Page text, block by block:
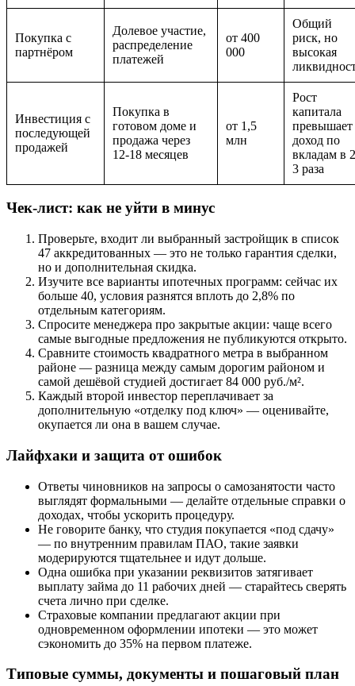
Покупка с
партнёром
Долевое участие,
распределение
платежей
от 400
000
Общий
риск, но
высокая
Инвестиция с
последующей
продажей
Покупка в
готовом доме и
продажа через
12-18 месяцев
от 1,5
млн
Рост
капитала
превышает
доход по
вкладам в
3 раза
Чек-лист: как не уйти в минус
Проверьте, входит ли выбранный застройщик в список
47 аккредитованных — это не только гарантия сделки,
но и дополнительная скидка.
Изучите все варианты ипотечных программ: сейчас их
больше 40, условия разнятся вплоть до 2,8% по
отдельным категориям.
Спросите менеджера про закрытые акции: чаще всего
самые выгодные предложения не публикуются открыто.
Сравните стоимость квадратного метра в выбранном
районе — разница между самым дорогим районом и
самой дешёвой студией достигает 84 000 руб./м².
Каждый второй инвестор переплачивает за
дополнительную «отделку под ключ» — оценивайте,
окупается ли она в вашем случае.
Лайфхаки и защита от ошибок
Ответы чиновников на запросы о самозанятости часто
выглядят формальными — делайте отдельные справки о
доходах, чтобы ускорить процедуру.
Не говорите банку, что студия покупается «под сдачу»
— по внутренним правилам ПАО, такие заявки
модерируются тщательнее и идут дольше.
Одна ошибка при указании реквизитов затягивает
выплату займа до 11 рабочих дней — старайтесь сверять
счета лично при сделке.
Страховые компании предлагают акции при
одновременном оформлении ипотеки — это может
сэкономить до 35% на первом платеже.
Типовые суммы, документы и пошаговый план